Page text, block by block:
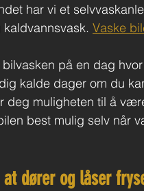
har vi et
Vaske
bilvasken på en dag
kalde dager om du
deg muligheten til å
best mulig selv når
at dører og låser